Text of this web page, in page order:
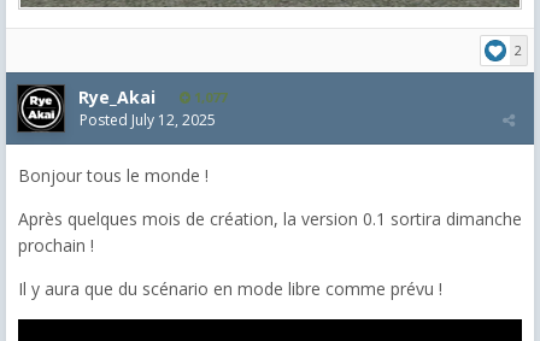
2
Rye_Akai 1,077
Posted July 12, 2025
Bonjour tous le monde !
Après quelques mois de création, la version 0.1 sortira dimanche
prochain !
Il y aura que du scénario en mode libre comme prévu !